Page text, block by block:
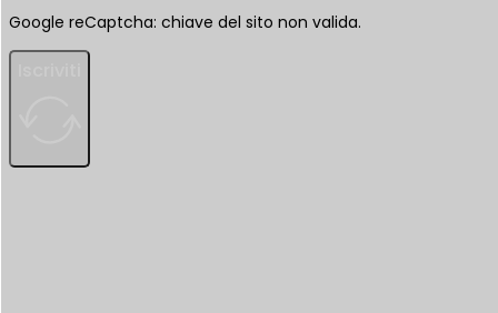
Google reCaptcha: chiave del sito non valida.